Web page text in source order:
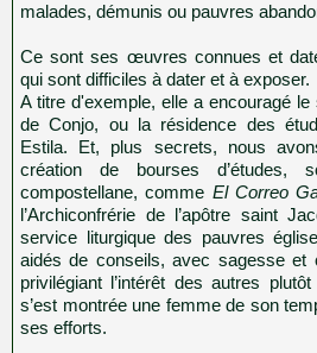
malades, démunis ou pauvres
Ce sont ses œuvres connues et
qui sont difficiles à dater et à exposer.
A titre d'exemple, elle a encouragé
de Conjo, ou la résidence des
Estila. Et, plus secrets, nous
création de bourses
compostellane, comme El Correo
l’Archiconfrérie de l’apôtre saint
service liturgique des pauvres
aidés de conseils, avec sagesse et
privilégiant l’intérêt des autres
s’est montrée une femme de son
ses efforts.